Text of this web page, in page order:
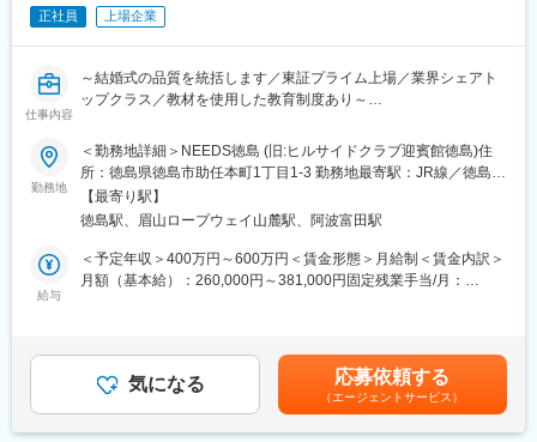
正社員 上場企業
仕事内容
～結婚式の品質を統括します／東証プライム上場／業界シェアト
ップクラス／教材を使用した教育制度あり～
■業務内容：
・結婚式当日の運営責任者として、ウェディングプランナーが設
計した結婚式をディレクションして頂きます。
・料理提供タイミングや余興進行の管理、サービススタッフへの
指示出しを通じ、結婚式の品質を統括します。
■業務詳細：
・キッチン・司会・プランナーとの連携
・イレギュラー対応や現場判断による進行調整
・結婚式前日の会場セッティング・準備
勤務地
＜勤務地詳細＞NEEDS徳島 (旧:ヒルサイドクラブ迎賓館徳島)住
所：徳島県徳島市助任本町1丁目1-3 勤務地最寄駅：JR線／徳島駅
受動喫煙対策：敷地内喫煙可能場所あり変更の範囲：会社の定め
る事業所
【最寄り駅】
徳島駅、眉山ロープウェイ山麓駅、阿波富田駅
給与
＜予定年収＞400万円～600万円＜賃金形態＞月給制＜賃金内訳＞
月額（基本給）：260,000円～381,000円固定残業手当/月：
上記年収は、総合職採用の場合（転勤を伴う）の賃金想定となり
ます。■昇給：年2回※採用時ポジションにより変動します。■賞
与：年2回■決算賞与：業績により支給賃金はあくまでも目安の金
額であり、選考を通じて上下する可能性があります。月給(月額)は
気になる 応募依頼する
（エージェントサービス）